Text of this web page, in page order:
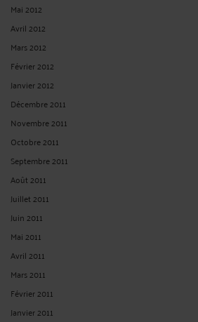
Mai 2012
Avril 2012
Mars 2012
Février 2012
Janvier 2012
Décembre 2011
Novembre 2011
Octobre 2011
Septembre 2011
Août 2011
Juillet 2011
Juin 2011
Mai 2011
Avril 2011
Mars 2011
Février 2011
Janvier 2011